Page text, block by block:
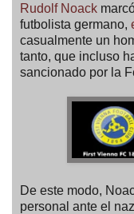
Rudolf Noack
futbolista germano,
casualmente un
tanto, que incluso
sancionado por la
De este modo,
personal ante el